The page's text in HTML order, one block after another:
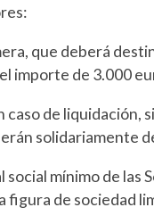
que deberá
importe de 3.000
caso de
solidariamente
social mínimo de las
figura de sociedad